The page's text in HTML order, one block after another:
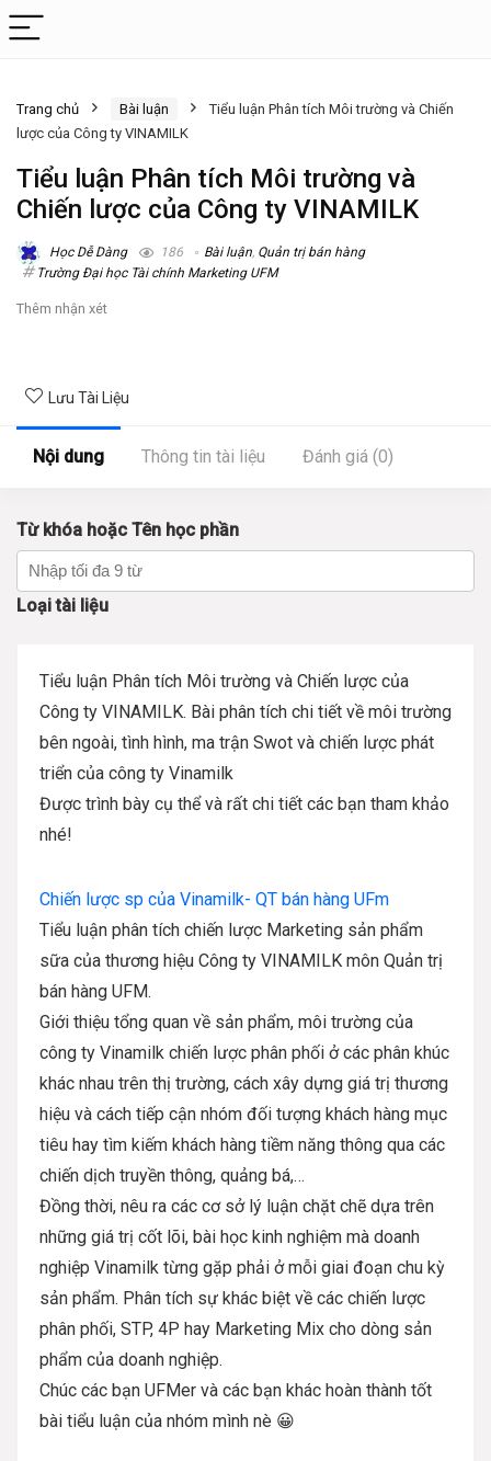
Trang chủ Bài luận
Tiểu luận Phân tích Môi trường và Chiến
lược của Công ty VINAMILK
Tiểu luận Phân tích Môi trường và
Chiến lược của Công ty VINAMILK
Học Dễ Dàng 186 Bài luận, Quản trị bán hàng
Trường Đại học Tài chính Marketing UFM
Thêm nhận xét
Lưu Tài Liệu
Nội dung Thông tin tài liệu Đánh giá (0)
Từ khóa hoặc Tên học phần
Loại tài liệu
Tiểu luận Phân tích Môi trường và Chiến lược của
Công ty VINAMILK. Bài phân tích chi tiết về môi trường
bên ngoài, tình hình, ma trận Swot và chiến lược phát
triển của công ty Vinamilk
Được trình bày cụ thể và rất chi tiết các bạn tham khảo
nhé!
Chiến lược sp của Vinamilk- QT bán hàng UFm
Tiểu luận phân tích chiến lược Marketing sản phẩm
sữa của thương hiệu Công ty VINAMILK môn Quản trị
bán hàng UFM.
Giới thiệu tổng quan về sản phẩm, môi trường của
công ty Vinamilk chiến lược phân phối ở các phân khúc
khác nhau trên thị trường, cách xây dựng giá trị thương
hiệu và cách tiếp cận nhóm đối tượng khách hàng mục
tiêu hay tìm kiếm khách hàng tiềm năng thông qua các
chiến dịch truyền thông, quảng bá,…
Đồng thời, nêu ra các cơ sở lý luận chặt chẽ dựa trên
những giá trị cốt lõi, bài học kinh nghiệm mà doanh
nghiệp Vinamilk từng gặp phải ở mỗi giai đoạn chu kỳ
sản phẩm. Phân tích sự khác biệt về các chiến lược
phân phối, STP, 4P hay Marketing Mix cho dòng sản
phẩm của doanh nghiệp.
Chúc các bạn UFMer và các bạn khác hoàn thành tốt
bài tiểu luận của nhóm mình nè 😀